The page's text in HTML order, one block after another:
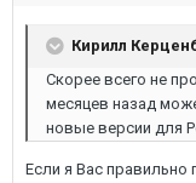
Кирилл
Скорее всего не
месяцев назад
новые версии для
Если я Вас правильно